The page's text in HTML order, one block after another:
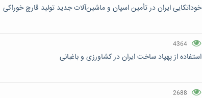
خوداتکایی ایران در تأمین اسپان و ماشین‌آلات جدید تولید قارچ خوراکی
4364
استفاده از پهپاد ساخت ایران در کشاورزی و باغبانی
2688